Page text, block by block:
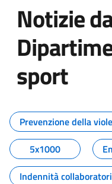
Notizie
sport
Tutti i
Prevenzione della
5x1000
Indennità